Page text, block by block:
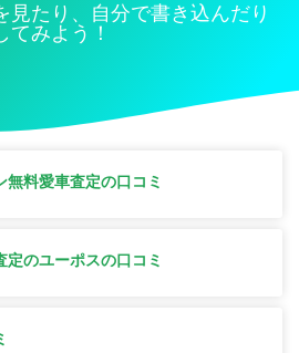
見たり、自分で書き込んだり
てみよう！
料愛車査定の口コミ
のユーポスの口コミ